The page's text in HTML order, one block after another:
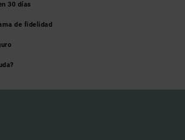
30 días
de fidelidad